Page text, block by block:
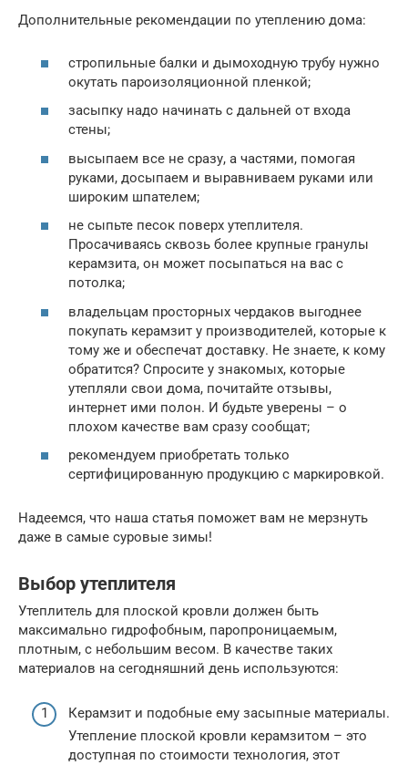
Дополнительные рекомендации по утеплению дома:
стропильные балки и дымоходную трубу нужно
окутать пароизоляционной пленкой;
засыпку надо начинать с дальней от входа
стены;
высыпаем все не сразу, а частями, помогая
руками, досыпаем и выравниваем руками или
широким шпателем;
не сыпьте песок поверх утеплителя.
Просачиваясь сквозь более крупные гранулы
керамзита, он может посыпаться на вас с
потолка;
владельцам просторных чердаков выгоднее
покупать керамзит у производителей, которые к
тому же и обеспечат доставку. Не знаете, к кому
обратится? Спросите у знакомых, которые
утепляли свои дома, почитайте отзывы,
интернет ими полон. И будьте уверены – о
плохом качестве вам сразу сообщат;
рекомендуем приобретать только
сертифицированную продукцию с маркировкой.
Надеемся, что наша статья поможет вам не мерзнуть
даже в самые суровые зимы!
Выбор утеплителя
Утеплитель для плоской кровли должен быть
максимально гидрофобным, паропроницаемым,
плотным, с небольшим весом. В качестве таких
материалов на сегодняшний день используются:
Керамзит и подобные ему засыпные материалы.
Утепление плоской кровли керамзитом – это
доступная по стоимости технология, этот